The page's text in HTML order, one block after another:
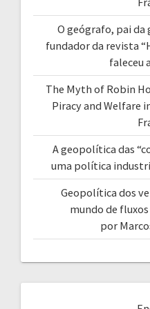
O geógrafo, pai da
fundador da revista
faleceu
The Myth of Robin
Piracy and Welfare
A geopolítica das
uma política
Geopolítica dos
mundo de
por